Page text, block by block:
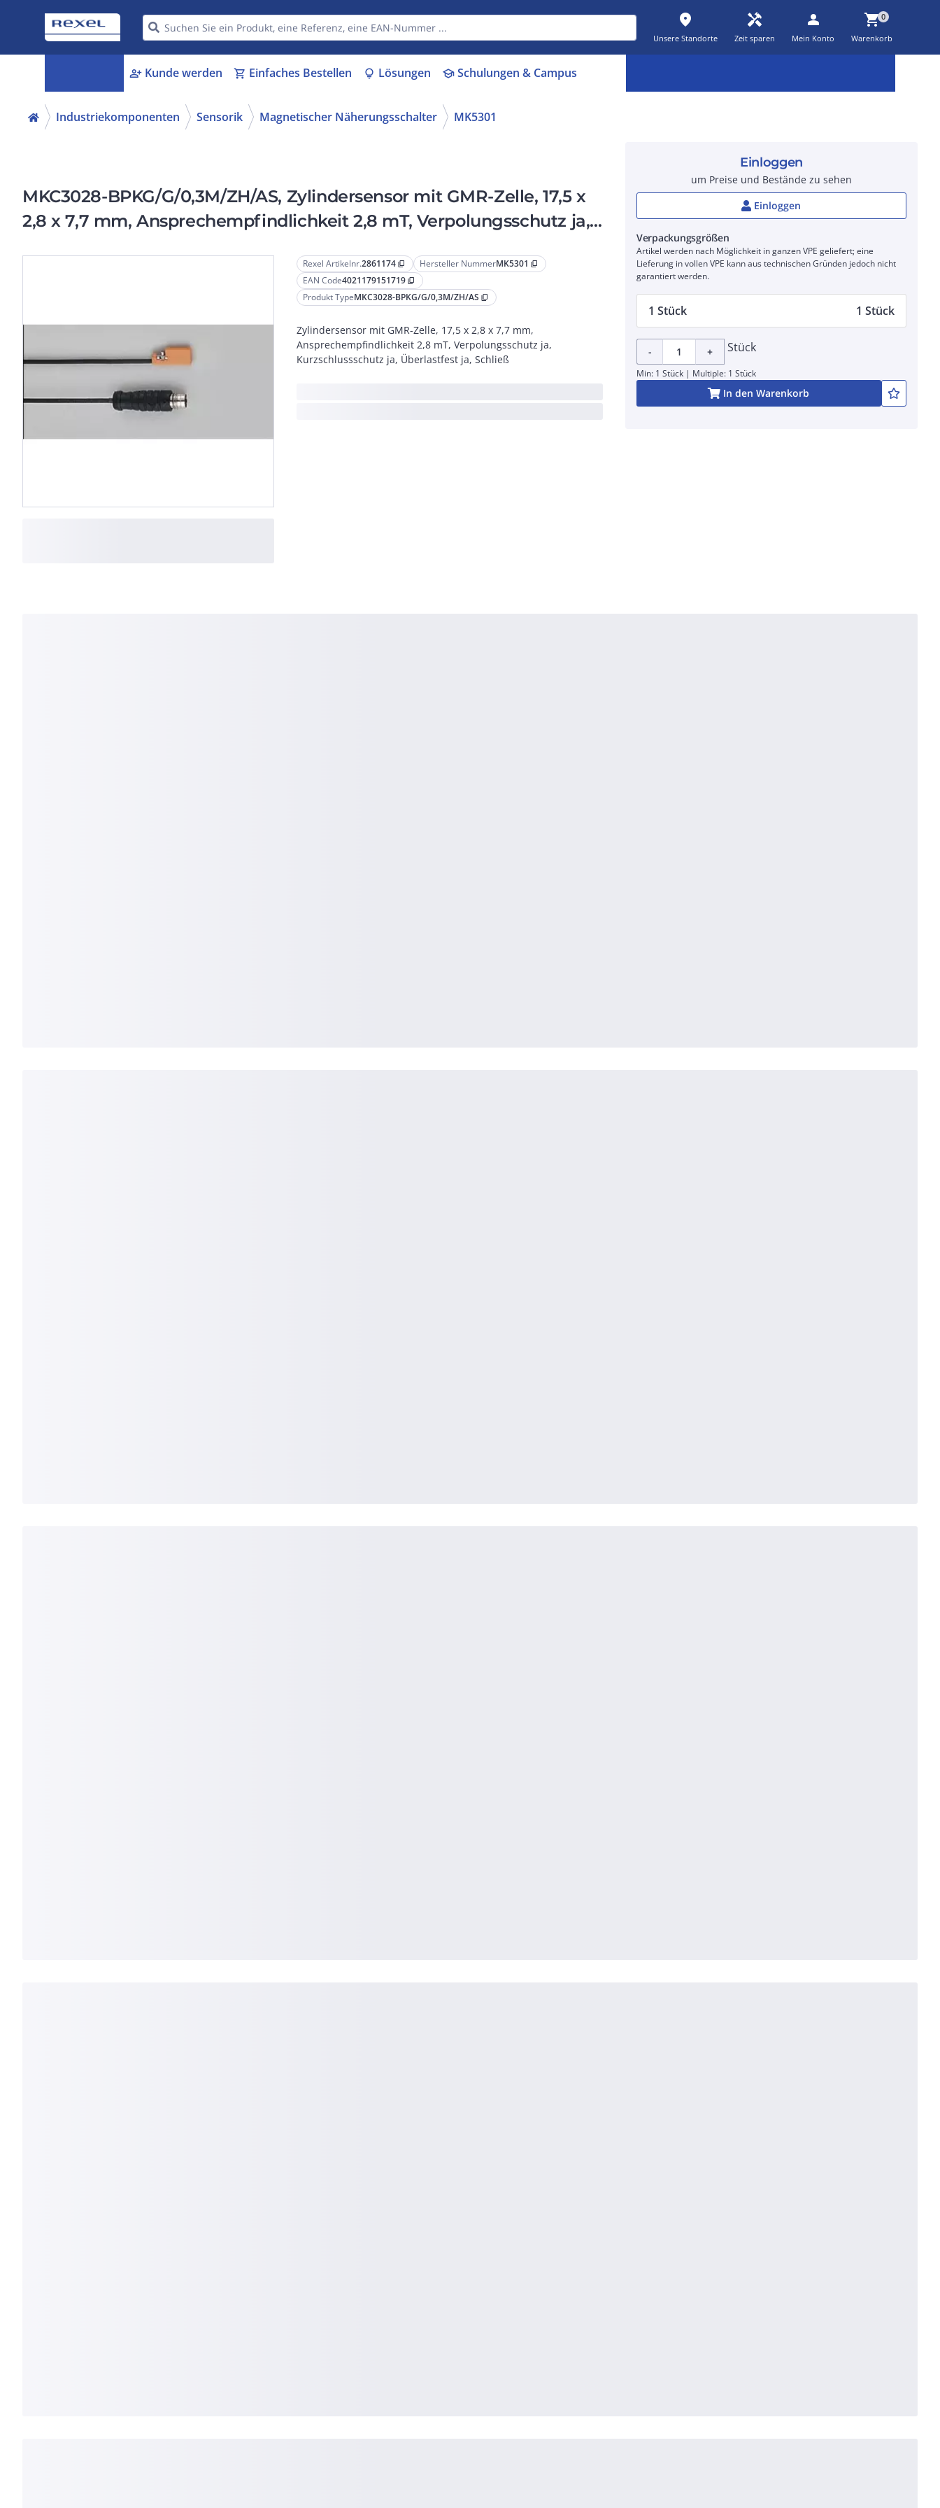
place
Unsere Standorte
handyman
Zeit sparen
person
Mein Konto
shopping_cart0
Warenkorb
person_add Kunde werden shopping_cart Einfaches Bestellen lightbulb Lösungen schoolSchulungen & Campus
Industriekomponenten Sensorik Magnetischer Näherungsschalter MK5301
MKC3028-BPKG/G/0,3M/ZH/AS, Zylindersensor mit GMR-Zelle, 17,5 x
2,8 x 7,7 mm, Ansprechempfindlichkeit 2,8 mT, Verpolungsschutz ja,
Rexel Artikelnr.2861174 content_copy Hersteller NummerMK5301 content_copy
EAN Code4021179151719 content_copy
Produkt TypeMKC3028-BPKG/G/0,3M/ZH/AS content_copy
Zylindersensor mit GMR-Zelle, 17,5 x 2,8 x 7,7 mm,
Ansprechempfindlichkeit 2,8 mT, Verpolungsschutz ja,
Kurzschlussschutz ja, Überlastfest ja, Schließ
Einloggen
um Preise und Bestände zu sehen
Einloggen
Verpackungsgrößen
Artikel werden nach Möglichkeit in ganzen VPE geliefert; eine
Lieferung in vollen VPE kann aus technischen Gründen jedoch nicht
garantiert werden.
1 Stück 1 Stück
- + Stück
Min: 1 Stück | Multiple: 1 Stück
In den Warenkorb